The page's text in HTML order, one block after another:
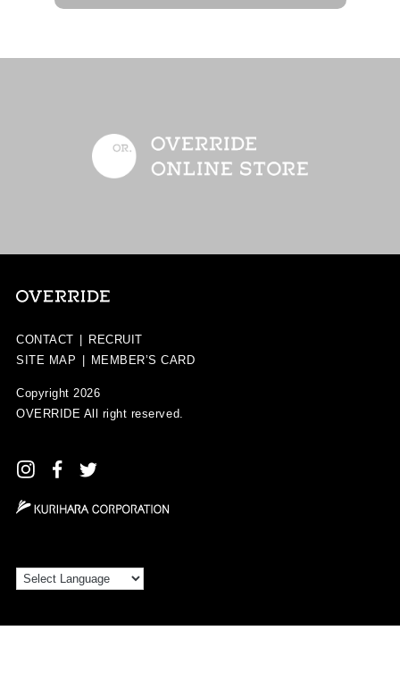
CONTACT
RECRUIT
SITE MAP
MEMBER’S CARD
Copyright 2026
OVERRIDE All right reserved.